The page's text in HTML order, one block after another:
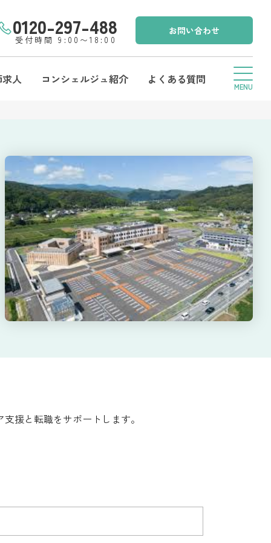
0120-297-488
受付時間 9:00〜18:00
お問い合わせ
人 コンシェルジュ紹介 よくある質問
援と転職をサポートします。